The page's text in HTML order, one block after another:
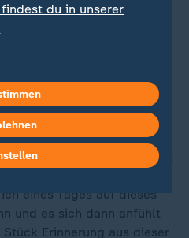
als die menschliche
Moment. Ich sauge
herum passiert.
neues Album und ich
während ich es schreibe. Es
es wird ein Album, das
und dem, was im Moment
passiert, geprägt sein
eines Tages auf dieses
und es sich dann anfühlt
Erinnerung aus dieser
du in unserer